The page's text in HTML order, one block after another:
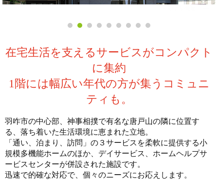
在宅生活を支えるサービスがコンパクト
に集約
1階には幅広い年代の方が集うコミュニ
ティも。
羽咋市の中心部、神事相撲で有名な唐戸山の隣に位置す
る、落ち着いた生活環境に恵まれた立地。
「通い、泊まり、訪問」の３サービスを柔軟に提供する小
規模多機能ホームのほか、デイサービス、ホームヘルプサ
ービスセンターが併設された施設です。
迅速で的確な対応で、個々のニーズにお応えします。